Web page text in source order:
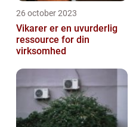
26 october 2023
Vikarer er en uvurderlig
ressource for din
virksomhed